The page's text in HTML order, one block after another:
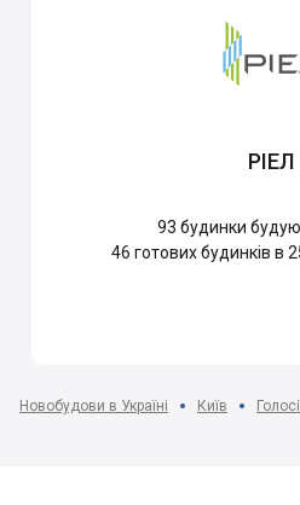
РІЕЛ
93 будинки
46 готових будинків в
Новобудови в Україні Київ